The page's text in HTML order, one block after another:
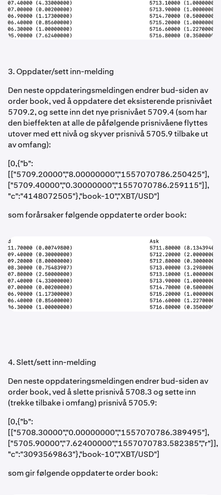
3. Oppdater/sett inn-melding
Den neste oppdateringsmeldingen endrer bud-siden av
order book, ved å oppdatere det eksisterende prisnivået
5709.2, og sette inn det nye prisnivået 5709.4 (som har
den bieffekten at alle de påfølgende prisnivåene flyttes
utover med ett nivå og skyver prisnivå 5705.9 tilbake ut
av omfang):
[0,{"b":
[["5709.20000","8.00000000","1557070786.250425"],
["5709.40000","0.30000000","1557070786.259115"]],
"c":"4148072505"},"book-10","XBT/USD"]
som forårsaker følgende oppdaterte order book:
4. Slett/sett inn-melding
Den neste oppdateringsmeldingen endrer bud-siden av
order book, ved å slette prisnivå 5708.3 og sette inn
(trekke tilbake i omfang) prisnivå 5705.9:
[0,{"b":
[["5708.30000","0.00000000","1557070786.389495"],
["5705.90000","7.62400000","1557070783.582385","r"]],
"c":"3093569863"},"book-10","XBT/USD"]
som gir følgende oppdaterte order book: